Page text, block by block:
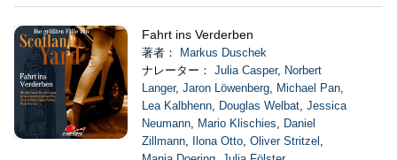
Fahrt ins Verderben
著者：
Markus Duschek
ナレーター： Julia Casper, Norbert
Langer, Jaron Löwenberg, Michael Pan,
Lea Kalbhenn, Douglas Welbat, Jessica
Neumann, Mario Klischies, Daniel
Zillmann, Ilona Otto, Oliver Stritzel ,